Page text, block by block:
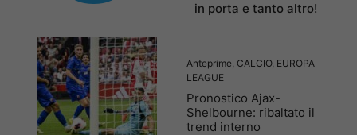
in porta e tanto altro!
Anteprime CALCIO, EUROPA
LEAGUE
Pronostico Ajax-
Shelbourne: ribaltato il
trend interno